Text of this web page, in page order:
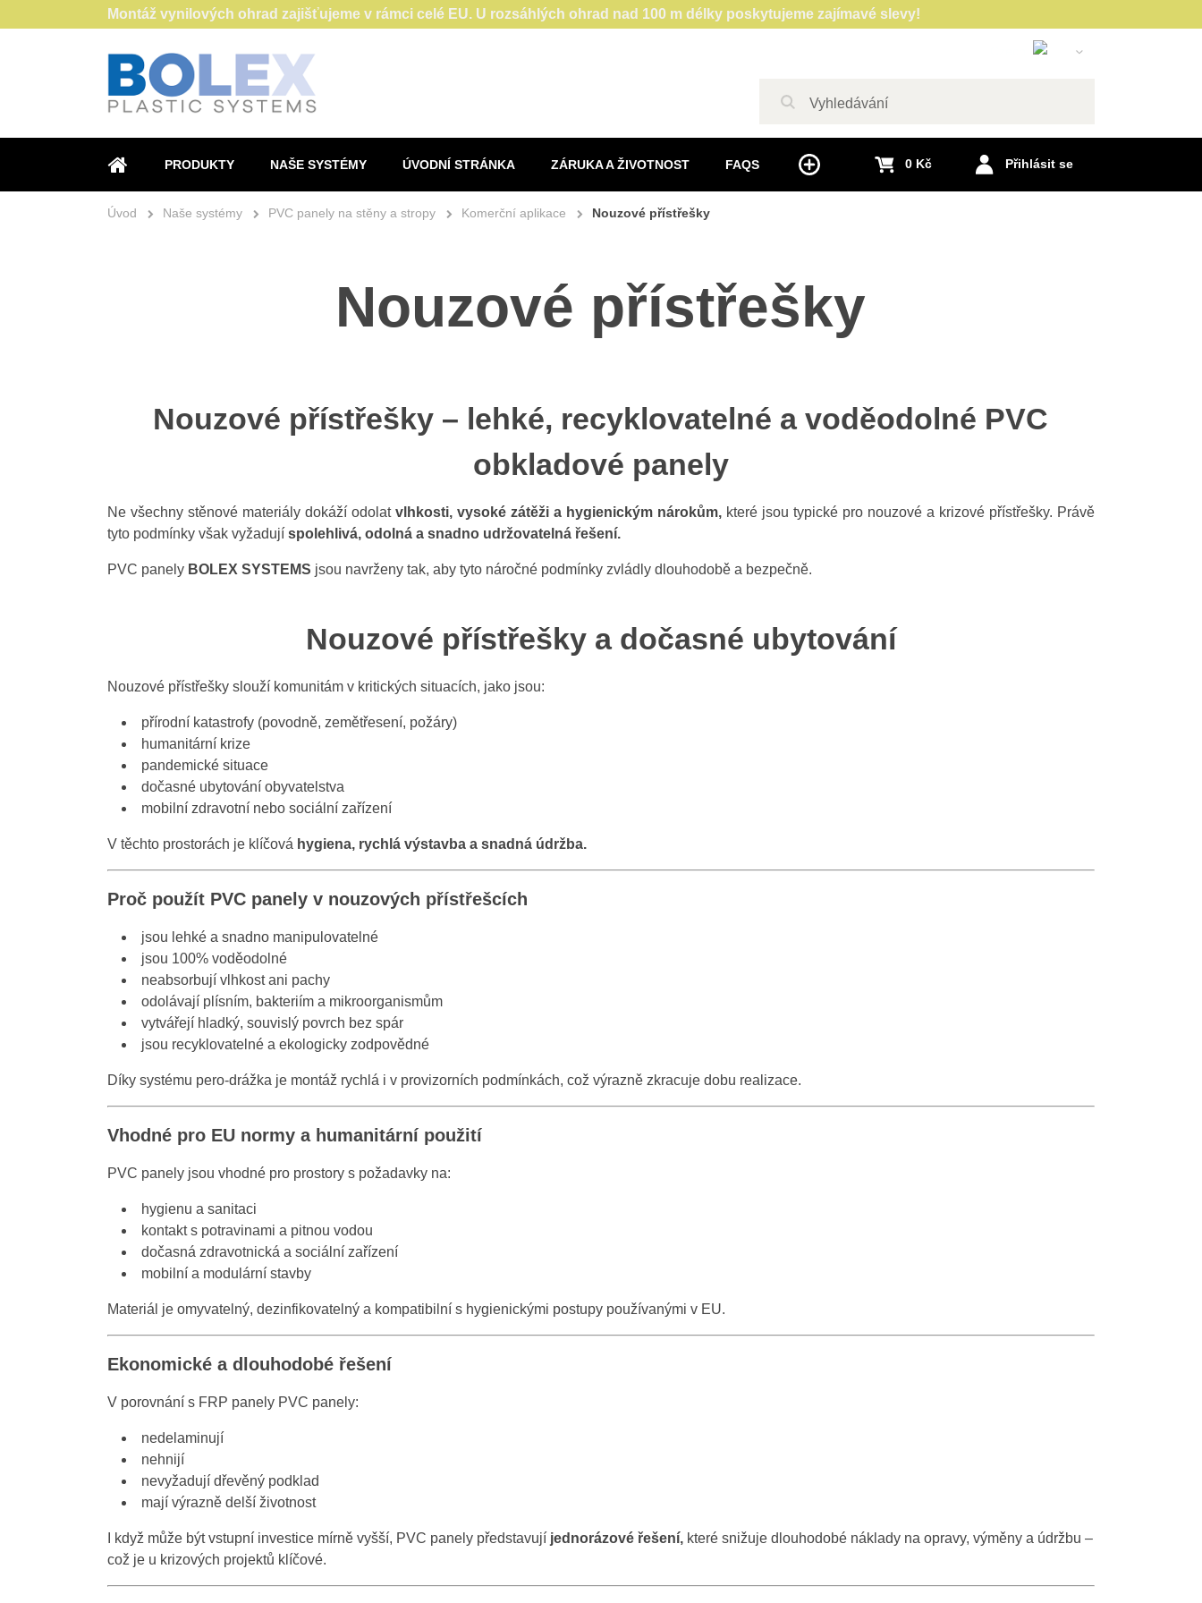
German
Polish
Hungarian
Greek
ÚVOD
PRODUKTY NAŠE SYSTÉMY ÚVODNÍ STRÁNKA ZÁRUKA A ŽIVOTNOST FAQS Přihlásit se
0 Kč
Montáž vynilových ohrad zajišťujeme v rámci celé EU. U rozsáhlých ohrad nad 100 m délky poskytujeme zajímavé slevy!
Úvod Naše systémy PVC panely na stěny a stropy Komerční aplikace Nouzové přístřešky
Nouzové přístřešky
Nouzové přístřešky – lehké, recyklovatelné a voděodolné PVC
obkladové panely
Ne všechny stěnové materiály dokáží odolat vlhkosti, vysoké zátěži a hygienickým nárokům,které jsou typické pro nouzové a krizové přístřešky. Právě
tyto podmínky však vyžadují spolehlivá, odolná a snadno udržovatelná řešení.
PVC panely BOLEX SYSTEMS jsou navrženy tak, aby tyto náročné podmínky zvládly dlouhodobě a bezpečně.
Nouzové přístřešky a dočasné ubytování
Nouzové přístřešky slouží komunitám v kritických situacích, jako jsou:
přírodní katastrofy (povodně, zemětřesení, požáry)
humanitární krize
pandemické situace
dočasné ubytování obyvatelstva
mobilní zdravotní nebo sociální zařízení
V těchto prostorách je klíčová hygiena, rychlá výstavba a snadná údržba.
Proč použít PVC panely v nouzových přístřešcích
jsou lehké a snadno manipulovatelné
jsou 100% voděodolné
neabsorbují vlhkost ani pachy
odolávají plísním, bakteriím a mikroorganismům
vytvářejí hladký, souvislý povrch bez spár
jsou recyklovatelné a ekologicky zodpovědné
Díky systému pero-drážka je montáž rychlá i v provizorních podmínkách, což výrazně zkracuje dobu realizace.
Vhodné pro EU normy a humanitární použití
PVC panely jsou vhodné pro prostory s požadavky na:
hygienu a sanitaci
kontakt s potravinami a pitnou vodou
dočasná zdravotnická a sociální zařízení
mobilní a modulární stavby
Materiál je omyvatelný, dezinfikovatelný a kompatibilní s hygienickými postupy používanými v EU.
Ekonomické a dlouhodobé řešení
V porovnání s FRP panely PVC panely:
nedelaminují
nehnijí
nevyžadují dřevěný podklad
mají výrazně delší životnost
I když může být vstupní investice mírně vyšší, PVC panely představují jednorázové řešení,které snižuje dlouhodobé náklady na opravy, výměny a údržbu –
což je u krizových projektů klíčové.